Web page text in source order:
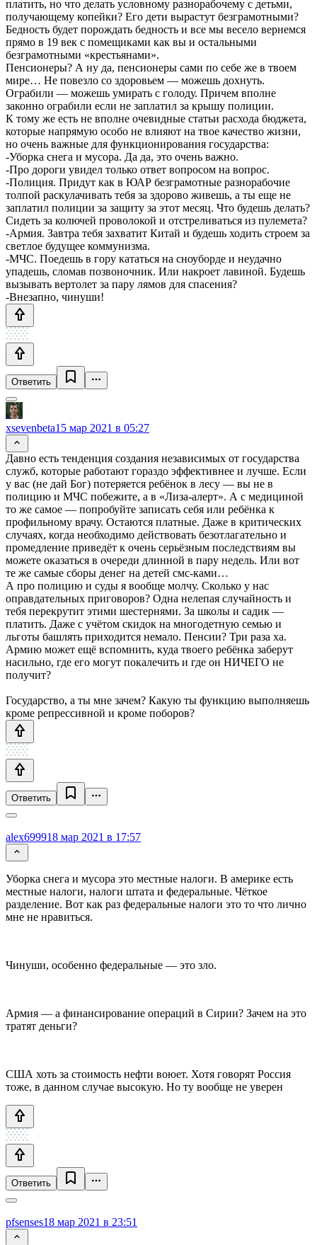
платить, но что делать условному разнорабочему с детьми,
получающему копейки? Его дети вырастут безграмотными?
Бедность будет порождать бедность и все мы весело вернемся
прямо в 19 век с помещиками как вы и остальными
безграмотными «крестьянами».
Пенсионеры? А ну да, пенсионеры сами по себе же в твоем
мире… Не повезло со здоровьем — можешь дохнуть.
Ограбили — можешь умирать с голоду. Причем вполне
законно ограбили если не заплатил за крышу полиции.
К тому же есть не вполне очевидные статьи расхода бюджета,
которые напрямую особо не влияют на твое качество жизни,
но очень важные для функционирования государства:
-Уборка снега и мусора. Да да, это очень важно.
-Про дороги увидел только ответ вопросом на вопрос.
-Полиция. Придут как в ЮАР безграмотные разнорабочие
толпой раскулачивать тебя за здорово живешь, а ты еще не
заплатил полиции за защиту за этот месяц. Что будешь делать?
Сидеть за колючей проволокой и отстреливаться из пулемета?
-Армия. Завтра тебя захватит Китай и будешь ходить строем за
светлое будущее коммунизма.
-МЧС. Поедешь в гору кататься на сноуборде и неудачно
упадешь, сломав позвоночник. Или накроет лавиной. Будешь
вызывать вертолет за пару лямов для спасения?
-Внезапно, чинуши!
Ответить
xsevenbeta15 мар 2021 в 05:27
Давно есть тенденция создания независимых от государства
служб, которые работают гораздо эффективнее и лучше. Если
у вас (не дай Бог) потеряется ребёнок в лесу — вы не в
полицию и МЧС побежите, а в «Лиза-алерт». А с медициной
то же самое — попробуйте записать себя или ребёнка к
профильному врачу. Остаются платные. Даже в критических
случаях, когда необходимо действовать безотлагательно и
промедление приведёт к очень серьёзным последствиям вы
можете оказаться в очереди длинной в пару недель. Или вот
те же самые сборы денег на детей смс-ками…
А про полицию и суды я вообще молчу. Сколько у нас
оправдательных приговоров? Одна нелепая случайность и
тебя перекрутит этими шестернями. За школы и садик —
платить. Даже с учётом скидок на многодетную семью и
льготы башлять приходится немало. Пенсии? Три раза ха.
Армию может ещё вспомнить, куда твоего ребёнка заберут
насильно, где его могут покалечить и где он НИЧЕГО не
получит?
Государство, а ты мне зачем? Какую ты функцию выполняешь
кроме репрессивной и кроме поборов?
Ответить
alex699918 мар 2021 в 17:57
Уборка снега и мусора это местные налоги. В америке есть
местные налоги, налоги штата и федеральные. Чёткое
разделение. Вот как раз федеральные налоги это то что лично
мне не нравиться.
Чинуши, особенно федеральные — это зло.
Армия — а финансирование операций в Сирии? Зачем на это
тратят деньги?
США хоть за стоимость нефти воюет. Хотя говорят Россия
тоже, в данном случае высокую. Но ту вообще не уверен
Ответить
pfsenses18 мар 2021 в 23:51